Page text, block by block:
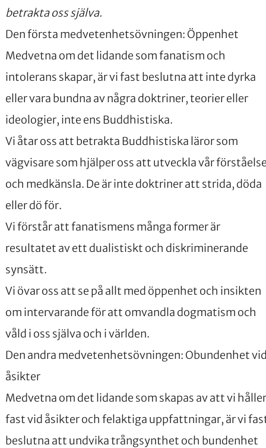
betrakta oss själva.
Den första medvetenhetsövningen: Öppenhet
Medvetna om det lidande som fanatism och
intolerans skapar, är vi fast beslutna att inte dyrka
eller vara bundna av några doktriner, teorier eller
ideologier, inte ens Buddhistiska.
Vi åtar oss att betrakta Buddhistiska läror som
vägvisare som hjälper oss att utveckla vår
och medkänsla. De är inte doktriner att strida, döda
eller dö för.
Vi förstår att fanatismens många former är
resultatet av ett dualistiskt och diskriminerande
synsätt.
Vi övar oss att se på allt med öppenhet och insikten
om intervarande för att omvandla dogmatism och
våld i oss själva och i världen.
Den andra medvetenhetsövningen: Obundenhet
åsikter
Medvetna om det lidande som skapas av att vi håller
fast vid åsikter och felaktiga uppfattningar, är vi
beslutna att undvika trångsynthet och bundenhet